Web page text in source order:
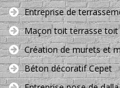
Entreprise de
Maçon toit terrasse toit
Création de murets et
Béton décoratif Cepet